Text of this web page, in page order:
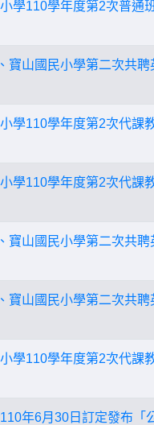
學110學年度第2次普通
寶山國民小學第二次共
學110學年度第2次代課
學110學年度第2次代課
寶山國民小學第二次共
寶山國民小學第二次共
學110學年度第2次代課
年6月30日訂定發布